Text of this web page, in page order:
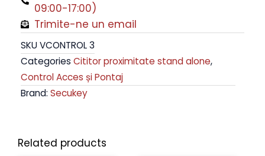
09:00-17:00)
Trimite-ne un email
SKUVCONTROL 3
Categories Cititor proximitate stand alone,
Control Acces și Pontaj
Brand: Secukey
Related products